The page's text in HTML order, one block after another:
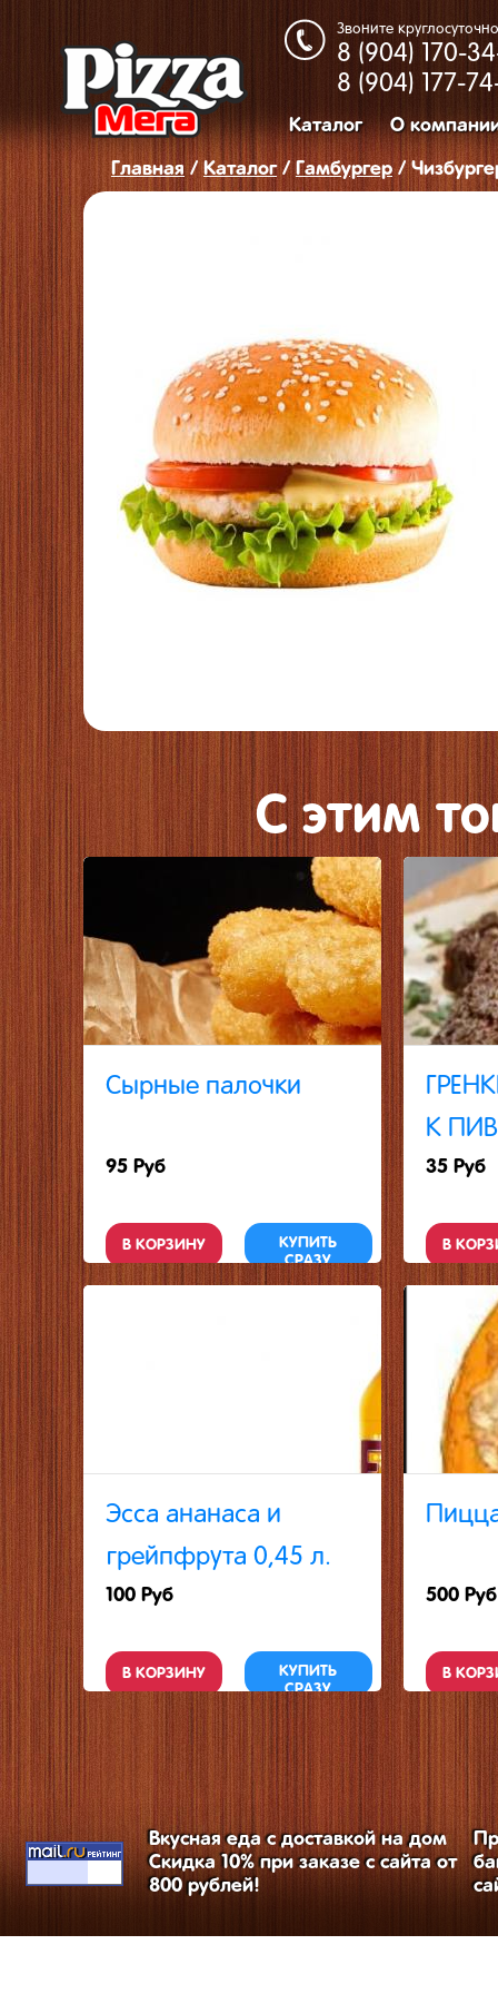
Звоните
8 (904) 170-
8 (904) 177-
Каталог О
Главная/ Каталог/ Гамбургер /
C этим
Сырные палочки
95 Руб
В КОРЗИНУ
КУПИТЬ
СРАЗУ
К
35 Руб
В
Эсса ананаса и
грейпфрута 0,45 л.
100 Руб
В КОРЗИНУ
КУПИТЬ
СРАЗУ
500 Руб
В
Вкусная еда с доставкой на дом
Скидка 10% при заказе с сайта от
800 рублей!